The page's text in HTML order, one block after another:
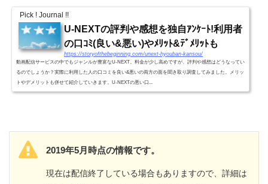
Pick ! Journal !!
U-NEXTの評判や感想を独自ｱﾝｹｰﾄ!利用者
の口ｺﾐ(良い&悪い)やﾒﾘｯﾄ&ﾃﾞﾒﾘｯﾄも
https://storyofthebeginning.com/unext-hyouban-kansou/
動画配信サービスの中でもジャンルが豊富なU-NEXT。料金が少し高めですが、評判や感想はどうなってい
るのでしょうか？実際に利用した人の口コミを良い&悪いの両方の面を聞き取り調査してみました。メリッ
トやデメリットも併せて紹介していきます。U-NEXTの悪い口...
2019年5月時点の情報です。
現在は配信終了している場合もありますので、詳細は